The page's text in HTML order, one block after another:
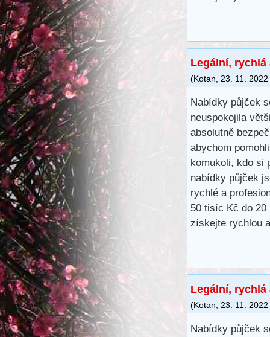
Legální, rychlá
(Kotan 23. 11. 2022
Nabídky půjček
neuspokojila
absolutně
abychom
komukoli, kdo si
nabídky půjček
rychlé a
50 tisíc Kč do 20
získejte rychlou
Legální, rychlá
(Kotan 23. 11. 2022
Nabídky půjček